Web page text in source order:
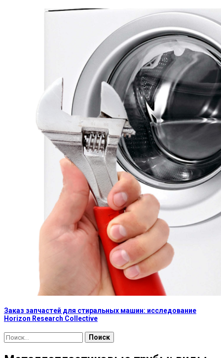
Заказ запчастей для стиральных машин: исследование
Horizon Research Collective
Найти: